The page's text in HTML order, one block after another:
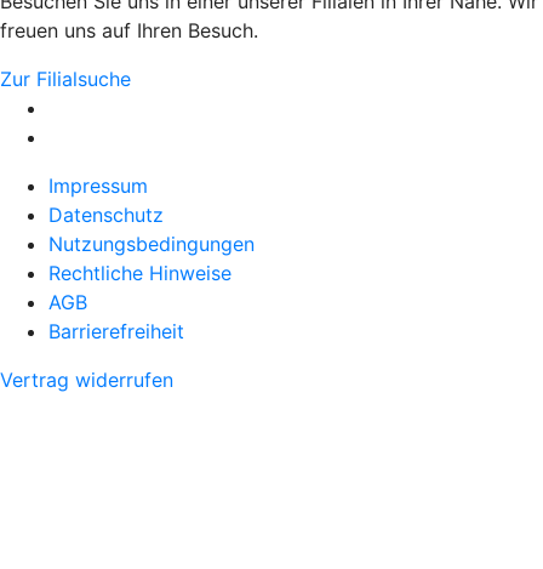
freuen uns auf Ihren Besuch.
Zur Filialsuche
Impressum
Datenschutz
Nutzungsbedingungen
Rechtliche Hinweise
AGB
Barrierefreiheit
Vertrag widerrufen